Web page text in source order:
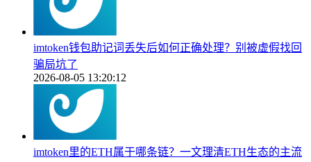
imtoken钱包助记词丢失后如何正确处理？别被虚假找回
骗局坑了
2026-08-05 13:20:12
imtoken里的ETH属于哪条链？一文理清ETH生态的主流